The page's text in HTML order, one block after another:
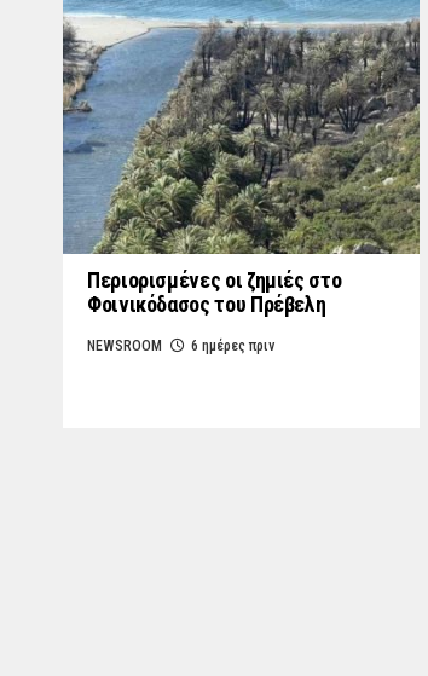
Περιορισμένες οι ζημιές στο
Φοινικόδασος του Πρέβελη
NEWSROOM 6 ημέρες πριν